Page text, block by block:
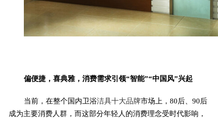
偏便捷，喜典雅，消费需求引领“智能”“中国风”兴起
当前，在整个国内卫浴洁具十大品牌市场上，80后、90后
成为主要消费人群，而这部分年轻人的消费理念受时代影响，